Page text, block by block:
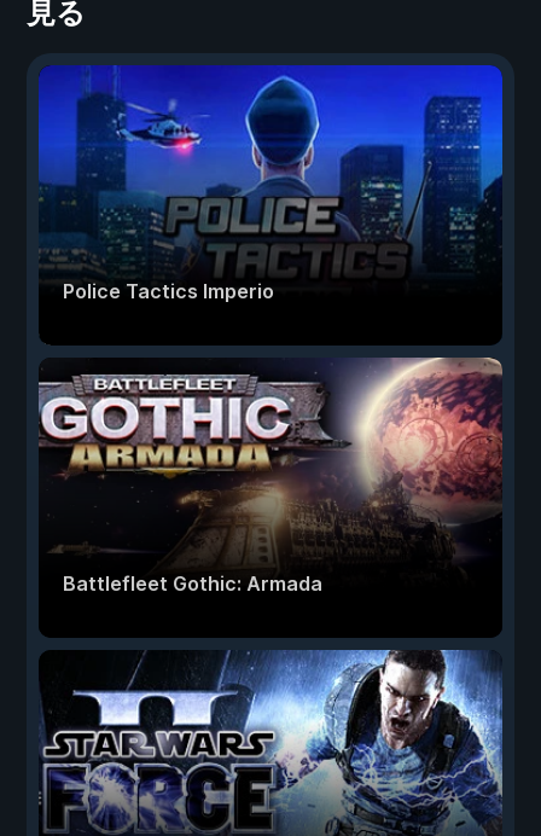
見る
Police Tactics Imperio
Battlefleet Gothic: Armada